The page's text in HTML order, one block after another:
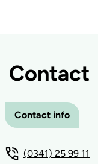
Contact
Contact info
(0341) 25 99 11